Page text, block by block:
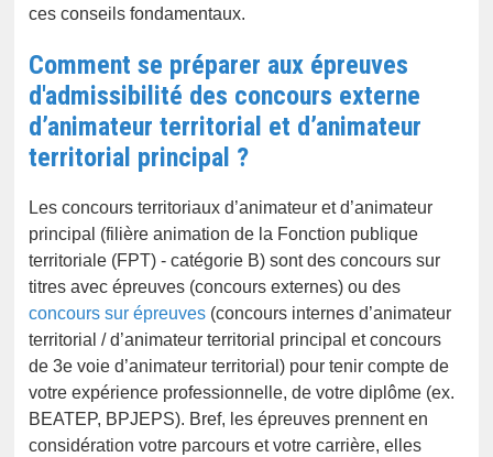
ces conseils fondamentaux.
Comment se préparer aux épreuves
d'admissibilité des concours externe
d’animateur territorial et d’animateur
territorial principal ?
Les concours territoriaux d’animateur et d’animateur
principal (filière animation de la Fonction publique
territoriale (FPT) - catégorie B) sont des concours sur
titres avec épreuves (concours externes) ou des
concours sur épreuves (concours internes d’animateur
territorial / d’animateur territorial principal et concours
de 3e voie d’animateur territorial) pour tenir compte de
votre expérience professionnelle, de votre diplôme (ex.
BEATEP, BPJEPS). Bref, les épreuves prennent en
considération votre parcours et votre carrière, elles